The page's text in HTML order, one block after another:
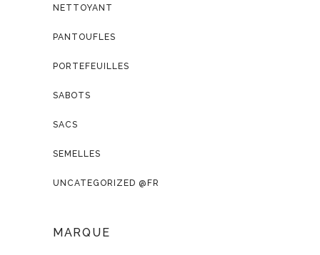
NETTOYANT
PANTOUFLES
PORTEFEUILLES
SABOTS
SACS
SEMELLES
UNCATEGORIZED @FR
MARQUE